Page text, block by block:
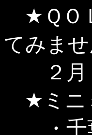
★ＱＯ
てみま
２月２
★ミニ
・千葉